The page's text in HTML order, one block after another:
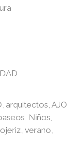
arquitectos, AJO
Niños,
verano,